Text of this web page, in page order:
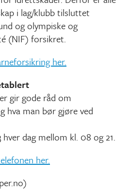
i lag/klubb tilsluttet
og olympiske og
(NIF) forsikret.
her.
gir gode råd om
hva man bør gjøre ved
dag mellom kl. 08 og 21.
her.